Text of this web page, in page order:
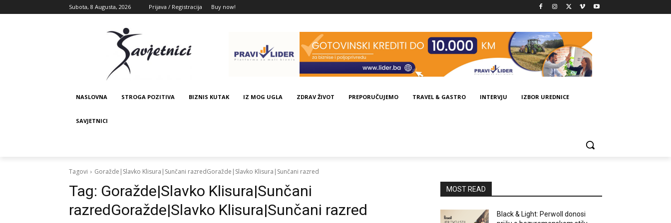
Subota, 8 Augusta, 2026 Prijava / Registracija Buy now!
NASLOVNA STROGA POZITIVA BIZNIS KUTAK IZ MOG UGLA ZDRAV ŽIVOT PREPORUČUJEMO TRAVEL & GASTRO INTERVJU IZBOR UREDNICE
SAVJETNICI
Tagovi Goražde|Slavko Klisura|Sunčani razredGoražde|Slavko Klisura|Sunčani razred
Tag: Goražde|Slavko Klisura|Sunčani
razredGoražde|Slavko Klisura|Sunčani razred
MOST READ
Black & Light: Perwoll donosi